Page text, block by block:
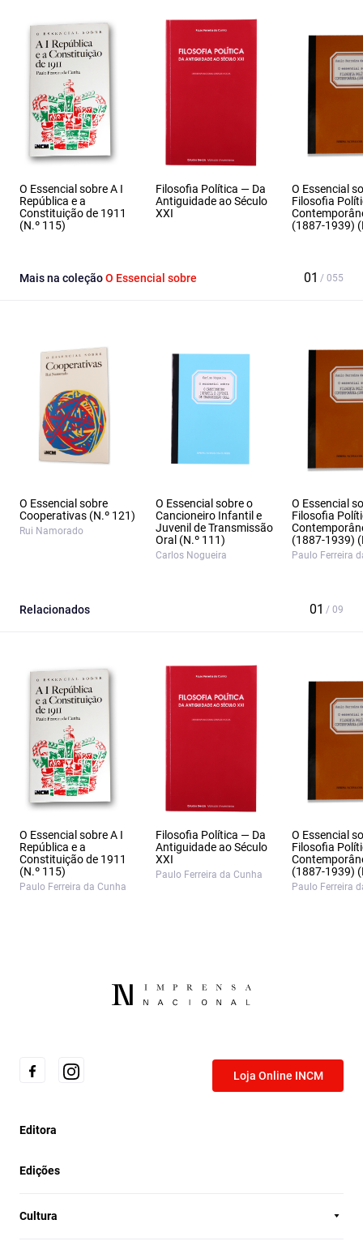
O Essencial sobre A I
República e a
Constituição de 1911
(N.º 115)
Filosofia Política — Da
Antiguidade ao Século
XXI
O Essencial
Filosofia
(1887‑1939)
Mais na coleçãoO Essencial sobre
O Essencial sobre
Cooperativas (N.º 121)
Rui Namorado
O Essencial sobre o
Cancioneiro Infantil e
Juvenil de Transmissão
Oral (N.º 111)
Carlos Nogueira
O Essencial
Filosofia
(1887‑1939)
Paulo Ferreira
Relacionados
O Essencial sobre A I
República e a
Constituição de 1911
(N.º 115)
Paulo Ferreira da Cunha
Filosofia Política — Da
Antiguidade ao Século
XXI
Paulo Ferreira da Cunha
O Essencial
Filosofia
(1887‑1939)
Paulo Ferreira
Loja Online INCM
Editora
Edições
Cultura